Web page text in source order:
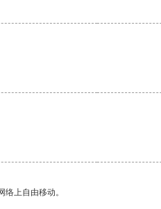
上自由移动。